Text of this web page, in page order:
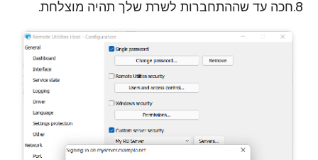
חכה עד שההתחברות לשרת שלך תהיה מוצלחת.